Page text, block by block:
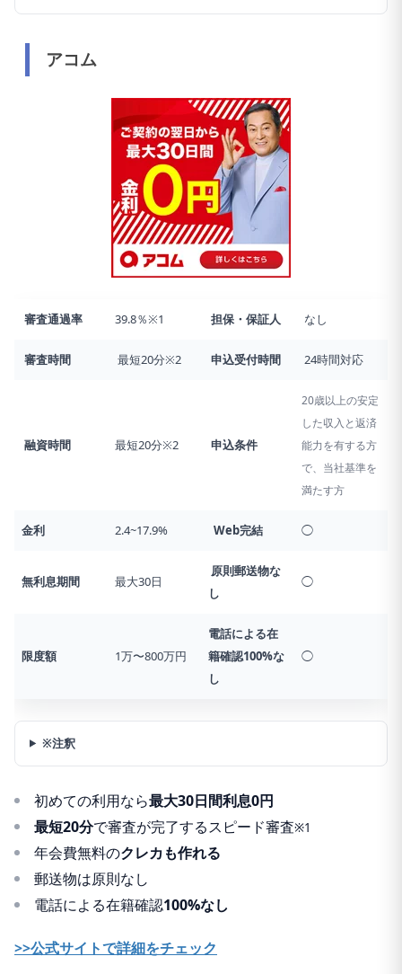
アコム
審査通過率 39.8％※1 担保・保証人 なし
審査時間 最短20分※2 申込受付時間 24時間対応
融資時間 最短20分※2 申込条件
20歳以上の安定
した収入と返済
能力を有する方
で、当社基準を
満たす方
金利 2.4~17.9% Web完結 ◯
無利息期間 最大30日
原則郵送物な
し
◯
限度額 1万〜800万円
電話による在
籍確認100%な
し
◯
※注釈
初めての利用なら最大30日間利息0円
最短20分で審査が完了するスピード審査※1
年会費無料のクレカも作れる
郵送物は原則なし
電話による在籍確認100%なし
>>公式サイトで詳細をチェック